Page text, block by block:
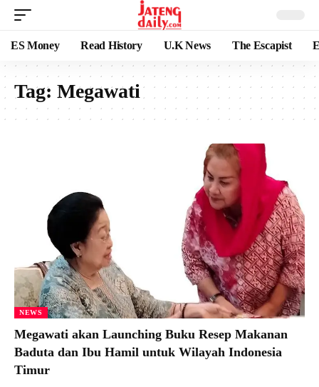
ES Money Read History U.K News The Escapist
Tag: Megawati
NEWS
Megawati akan Launching Buku Resep Makanan
Baduta dan Ibu Hamil untuk Wilayah Indonesia
Timur